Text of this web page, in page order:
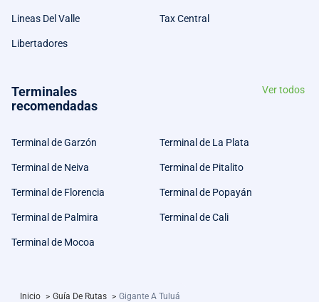
Lineas Del Valle Tax Central
Libertadores
Terminales
recomendadas
Ver todos
Terminal de Garzón Terminal de La Plata
Terminal de Neiva Terminal de Pitalito
Terminal de Florencia Terminal de Popayán
Terminal de Palmira Terminal de Cali
Terminal de Mocoa
Inicio > Guía De Rutas > Gigante A Tuluá